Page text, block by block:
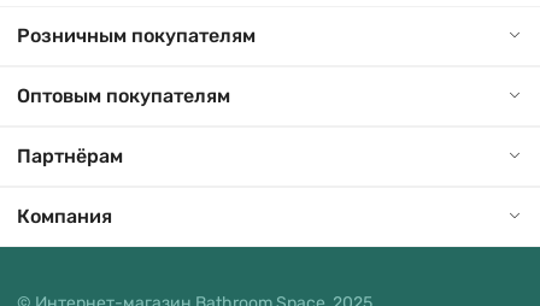
Розничным покупателям
Оптовым покупателям
Партнёрам
Компания